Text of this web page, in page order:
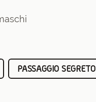
PASSAGGIO SEGRETO